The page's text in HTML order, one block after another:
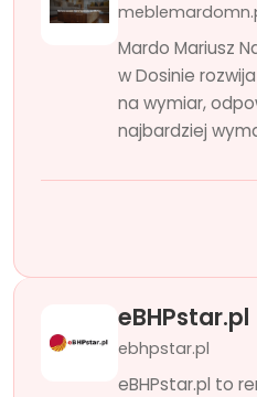
Mardo Mariusz
w Dosinie
na wymiar,
najbardziej
eBHPstar.pl
ebhpstar.pl
eBHPstar.pl to